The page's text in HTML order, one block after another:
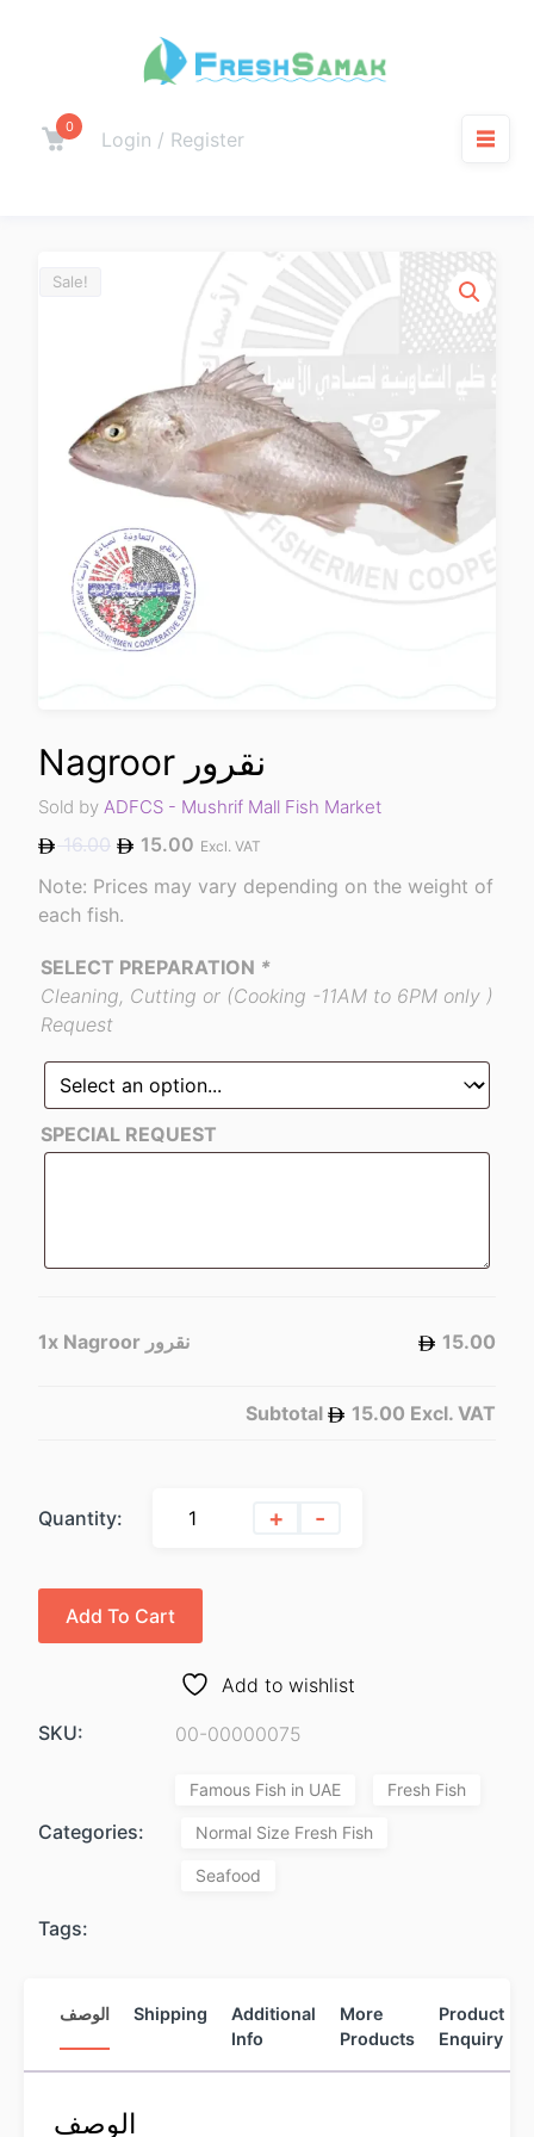
0
Login / Register
Sale!
Nagroor نقرور
Sold by ADFCS - Mushrif Mall Fish Market
16.00 15.00 Excl. VAT
Note: Prices may vary depending on the weight of
each fish.
SELECT PREPARATION *
Cleaning, Cutting or (Cooking -11AM to 6PM only )
Request
SPECIAL REQUEST
1x Nagroor نقرور 15.00
Subtotal 15.00 Excl. VAT
Quantity: + -
Add To Cart
Add to wishlist
SKU: 00-00000075
Categories:
Famous Fish in UAE Fresh Fish
Normal Size Fresh Fish
Seafood
Tags:
الوصف Shipping
Additional
Info
More
Products
Product
Enquiry
الوصف